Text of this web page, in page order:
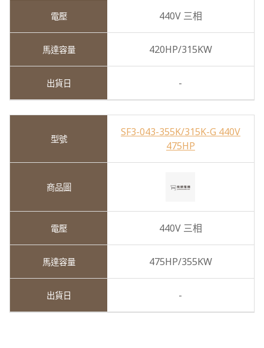
440V 三相
420HP/315KW
-
SF3-043-355K/315K-G 440V
475HP
440V 三相
475HP/355KW
-